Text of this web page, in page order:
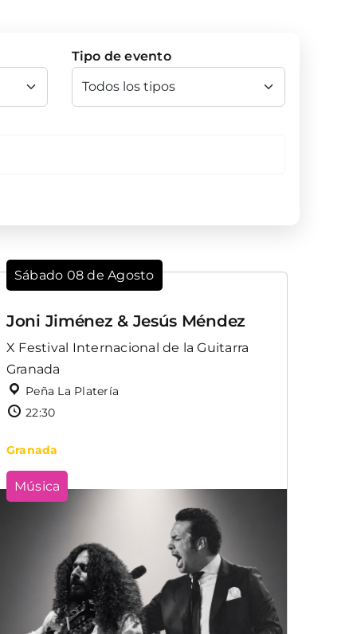
Tipo de evento
Sábado 08 de Agosto
Joni Jiménez & Jesús Méndez
X Festival Internacional de la Guitarra
Granada
Peña La Platería
22:30
Granada
Música